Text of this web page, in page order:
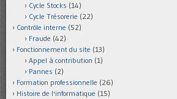
Cycle Stocks (14)
Cycle Trésorerie (22)
Contrôle interne (52)
Fraude (42)
Fonctionnement du site (13)
Appel à contribution (1)
Pannes (2)
Formation professionnelle (26)
Histoire de l'informatique (15)